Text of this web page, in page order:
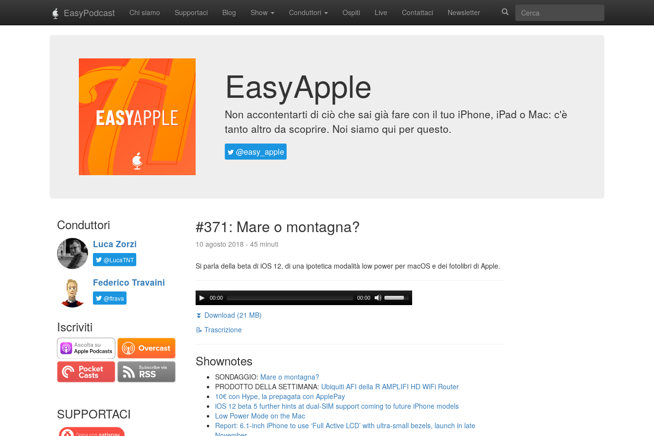
EasyPodcast Chi siamo Supportaci Blog Show Conduttori Ospiti Live Contattaci Newsletter
EasyApple
Non accontentarti di ciò che sai già fare con il tuo iPhone, iPad o Mac: c'è
tanto altro da scoprire. Noi siamo qui per questo.
@easy_apple
Conduttori
Luca Zorzi
@LucaTNT
Federico Travaini
@ftrava
Iscriviti
SUPPORTACI
#371: Mare o montagna?
10 agosto 2018 - 45 minuti
Si parla della beta di iOS 12, di una ipotetica modalità low power per macOS e dei fotolibri di Apple.
00:00 00:00
⏬ Download (21 MB)
📝 Trascrizione
Shownotes
SONDAGGIO: Mare o montagna?
PRODOTTO DELLA SETTIMANA: Ubiquiti AFI della R AMPLIFI HD WiFi Router
10€ con Hype, la prepagata con ApplePay
iOS 12 beta 5 further hints at dual-SIM support coming to future iPhone models
Low Power Mode on the Mac
Report: 6.1-inch iPhone to use ‘Full Active LCD’ with ultra-small bezels, launch in late